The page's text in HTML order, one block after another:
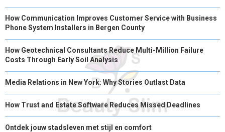
How Communication Improves Customer Service with Business
Phone System Installers in Bergen County
How Geotechnical Consultants Reduce Multi-Million Failure
Costs Through Early Soil Analysis
Media Relations in New York: Why Stories Outlast Data
How Trust and Estate Software Reduces Missed Deadlines
Ontdek jouw stadsleven met stijl en comfort